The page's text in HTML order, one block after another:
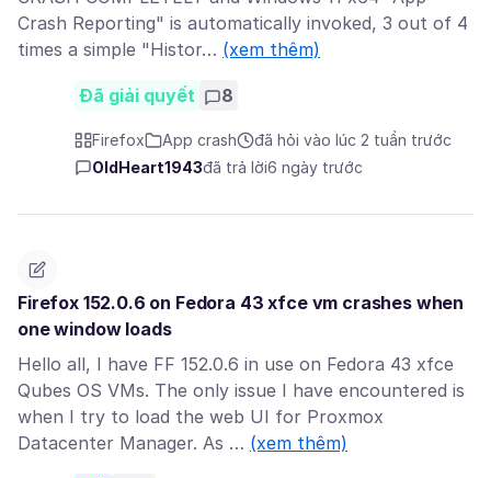
Crash Reporting" is automatically invoked, 3 out of 4
times a simple "Histor… (xem thêm)
Đã giải quyết 8
Firefox App crash
đã hỏi vào lúc 2 tuần trước
OldHeart1943đã trả lời6 ngày trước
Firefox 152.0.6 on Fedora 43 xfce vm crashes when
one window loads
Hello all, I have FF 152.0.6 in use on Fedora 43 xfce
Qubes OS VMs. The only issue I have encountered is
when I try to load the web UI for Proxmox
Datacenter Manager. As … (xem thêm)